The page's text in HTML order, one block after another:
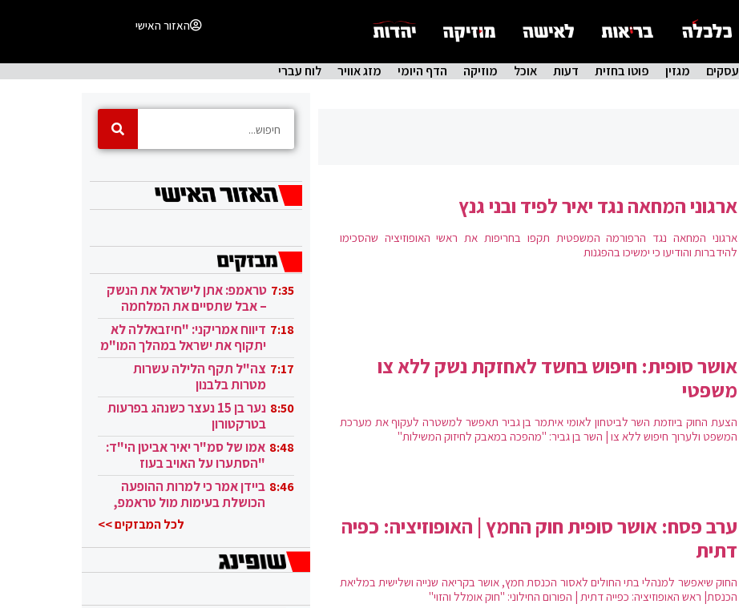
האזור האישי
עסקים מגזין פוטו בחזית דעות אוכל מוזיקה הדף היומי מזג אוויר לוח עברי
ארגוני המחאה נגד יאיר לפיד ובני גנץ
ארגוני המחאה נגד הרפורמה המשפטית תקפו בחריפות את ראשי האופוזיציה שהסכימו
להידברות והודיעו כי ימשיכו בהפגנות
אושר סופית: חיפוש בחשד לאחזקת נשק ללא צו
משפטי
הצעת החוק ביוזמת השר לביטחון לאומי איתמר בן גביר תאפשר למשטרה לעקוף את מערכת
המשפט ולערוך חיפוש ללא צו | השר בן גביר: "מהפכה במאבק לחיזוק המשילות"
ערב פסח: אושר סופית חוק החמץ | האופוזיציה: כפיה
דתית
החוק שיאפשר למנהלי בתי החולים לאסור הכנסת חמץ, אושר בקריאה שנייה ושלישית במליאת
הכנסת| ראש האופוזיציה: כפייה דתית | הפורום החילוני: "חוק אומלל והזוי"
7:35 טראמפ: אתן לישראל את הנשק
– אבל שתסיים את המלחמה
בעזה 7:18 דיווח אמריקני: "חיזבאללה לא
יתקוף את ישראל במהלך המו"מ
בקטאר" 7:17 צה"ל תקף הלילה עשרות
מטרות בלבנון
8:50
נער בן 15 נעצר כשנהג בפרעות
בטרקטורון
8:48 אמו של סמ"ר יאיר אביטן הי"ד:
"הסתערו על האויב בעוז
ובגבורה" 8:46 ביידן אמר כי למרות ההופעה
הכושלת בעימות מול טראמפ,
לכל המבזקים >>